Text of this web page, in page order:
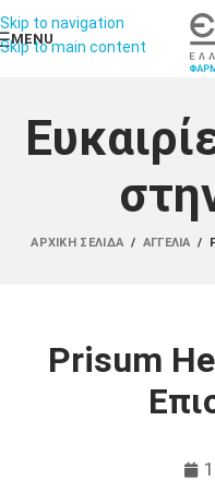
Skip to navigation
Skip to main content
MENU
ΑΡΧΙΚΉ ΣΕΛΊΔΑ / ΑΓΓΕΛΊΑ /
Prisum